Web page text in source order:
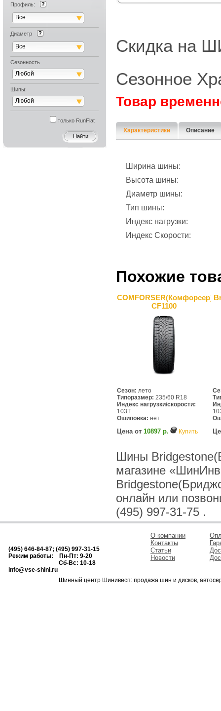
Профиль:
Все
Диаметр
Все
Сезонность
Любой
Шипы:
Любой
только RunFlat
Скидка на
Сезонное
Товар
Характеристики Описание
Ширина шины:
Высота шины:
Диаметр шины:
Тип шины:
Индекс нагрузки:
Индекс Скорости:
Похожие
COMFORSER(Комфорсер)
CF1100
Сезон: лето
Типоразмер: 235/60 R18
Индекс нагрузки/скорости:
103T
Ошиповка: нет
Цена от 10897 р. Купить
Шины
магазине
онлайн или
(495) 997-31-75 .
(495) 646-84-87; (495) 997-31-15
Режим работы: Пн-Пт: 9-20
Сб-Вс: 10-18
info@vse-shini.ru
О компании
Контакты
Статьи
Новости
Шинный центр Шинивесп: продажа шин и дисков,